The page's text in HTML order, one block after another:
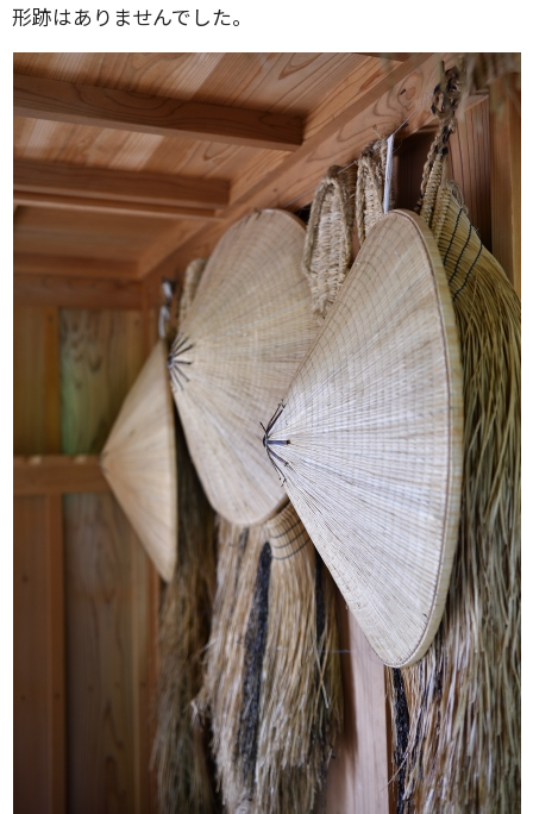
形跡はありませんでした。